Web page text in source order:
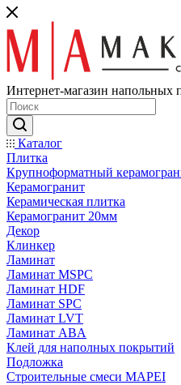
Интернет-магазин напольных
Каталог
Плитка
Крупноформатный
Керамогранит
Керамическая плитка
Керамогранит 20мм
Декор
Клинкер
Ламинат
Ламинат MSPC
Ламинат HDF
Ламинат SPC
Ламинат LVT
Ламинат ABA
Клей для наполных покрытий
Подложка
Строительные смеси MAPEI